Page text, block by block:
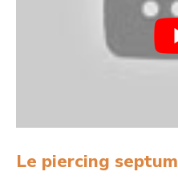
Le piercing septum